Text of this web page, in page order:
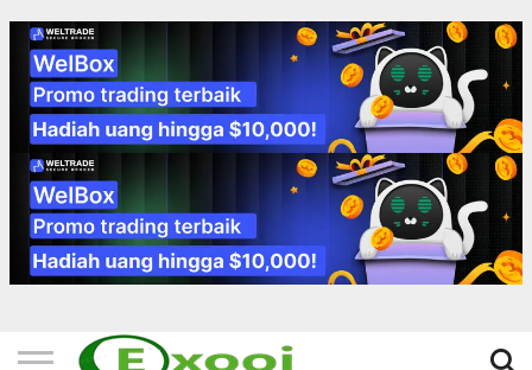
HOME
FILTER
BERITA
BIODATA
CERITA
CERPEN
EKSKLUSIF
FOTO
VIDEO
TIPS
MORE